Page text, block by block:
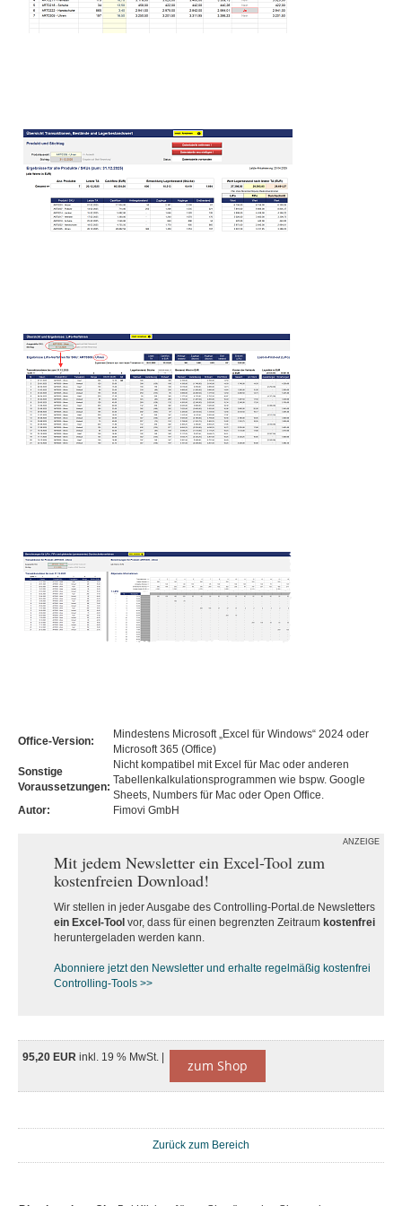
Office-Version:
Mindestens Microsoft „Excel für Windows“ 2024 oder
Microsoft 365 (Office)
Sonstige
Voraussetzungen:
Nicht kompatibel mit Excel für Mac oder anderen
Tabellenkalkulationsprogrammen wie bspw. Google
Sheets, Numbers für Mac oder Open Office.
Autor:
Fimovi GmbH
ANZEIGE
Mit jedem Newsletter ein Excel-Tool zum
kostenfreien Download!
Wir stellen in jeder Ausgabe des Controlling-Portal.de Newsletters
ein Excel-Tool vor, dass für einen begrenzten Zeitraum kostenfrei
heruntergeladen werden kann.
Abonniere jetzt den Newsletter und erhalte regelmäßig kostenfrei
Controlling-Tools >>
95,20 EUR inkl. 19 % MwSt. | zum Shop
Zurück zum Bereich